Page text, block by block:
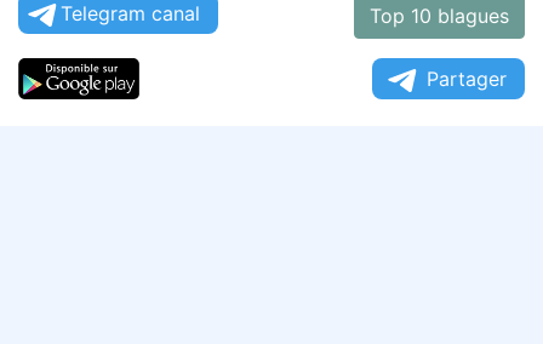
Telegram canal Top 10 blagues
Partager